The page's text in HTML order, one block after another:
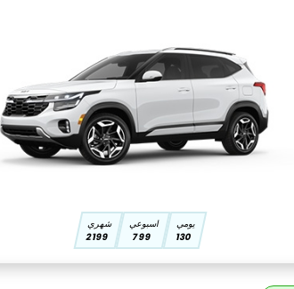
يومي
130
اسبوعي
799
شهري
2199